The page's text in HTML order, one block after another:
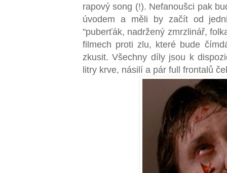
rapový song (!). Nefanoušci pak
úvodem a měli by začít od
"puberťák, nadržený zmrzlinář,
filmech proti zlu, které bude
zkusit. Všechny díly jsou k
litry krve, násilí a pár full frontalů